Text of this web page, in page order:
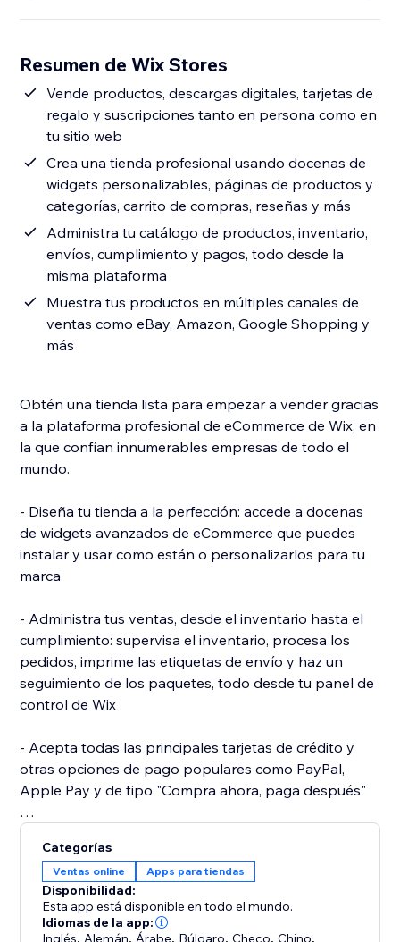
Resumen de Wix Stores
Vende productos, descargas digitales, tarjetas de
regalo y suscripciones tanto en persona como en
tu sitio web
Crea una tienda profesional usando docenas de
widgets personalizables, páginas de productos y
categorías, carrito de compras, reseñas y más
Administra tu catálogo de productos, inventario,
envíos, cumplimiento y pagos, todo desde la
misma plataforma
Muestra tus productos en múltiples canales de
ventas como eBay, Amazon, Google Shopping y
más
Obtén una tienda lista para empezar a vender gracias
a la plataforma profesional de eCommerce de Wix, en
la que confían innumerables empresas de todo el
mundo.
- Diseña tu tienda a la perfección: accede a docenas
de widgets avanzados de eCommerce que puedes
instalar y usar como están o personalizarlos para tu
marca
- Administra tus ventas, desde el inventario hasta el
cumplimiento: supervisa el inventario, procesa los
pedidos, imprime las etiquetas de envío y haz un
seguimiento de los paquetes, todo desde tu panel de
control de Wix
- Acepta todas las principales tarjetas de crédito y
otras opciones de pago populares como PayPal,
Apple Pay y de tipo "Compra ahora, paga después"
los resultados de los motores de búsqueda con las
funciones avanzadas para tiendas y de SEO, que se
adaptan a las mejores prácticas de SEO para los
sitios de eCommerce
Categorías
Ventas online Apps para tiendas
Disponibilidad:
Esta app está disponible en todo el mundo.
Idiomas de la app:
Inglés, Alemán, Árabe, Búlgaro,Checo,Chino,